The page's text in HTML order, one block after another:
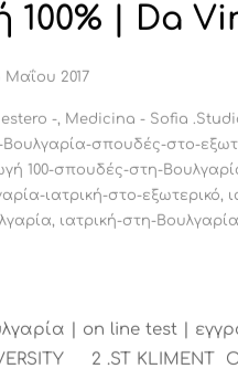
100% | Da
Μαΐου 2017
-, Medicina - Sofia
Βουλγαρία-σπουδές-στο-
100-σπουδές-στη-
ιατρική-στο-εξωτερικό,
, ιατρική-στη-
| on line test |
2 .ST KLIMENT